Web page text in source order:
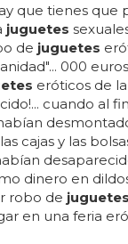
que tienes que
juguetes
de juguetes
000
eróticos de
cuando al
cajas y las
dinero en
robo de juguetes
en una feria